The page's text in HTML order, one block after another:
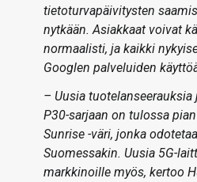
tietoturvapäivitysten
nytkään. Asiakkaat voivat
normaalisti, ja kaikki
Googlen palveluiden
– Uusia
P30-sarjaan on tulossa
Sunrise -väri, jonka
Suomessakin. Uusia 5G-
markkinoille myös, kertoo